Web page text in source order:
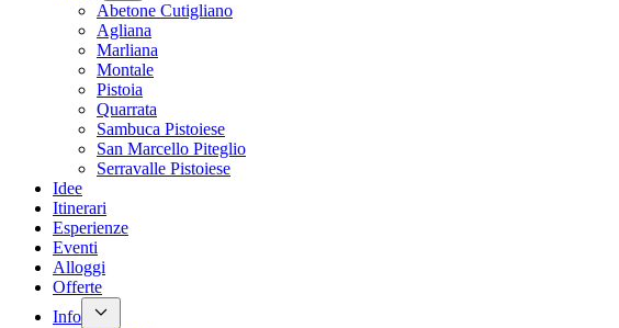
Abetone Cutigliano
Agliana
Marliana
Montale
Pistoia
Quarrata
Sambuca Pistoiese
San Marcello Piteglio
Serravalle Pistoiese
Idee
Itinerari
Esperienze
Eventi
Alloggi
Offerte
Info